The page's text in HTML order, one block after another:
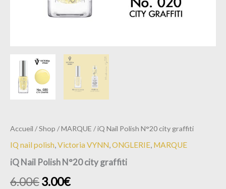
Accueil /Shop /MARQUE / iQ Nail Polish N°20 city graffiti
IQ nail polish,Victoria VYNN,ONGLERIE, MARQUE
iQ Nail Polish N°20 city graffiti
6.00€3.00€